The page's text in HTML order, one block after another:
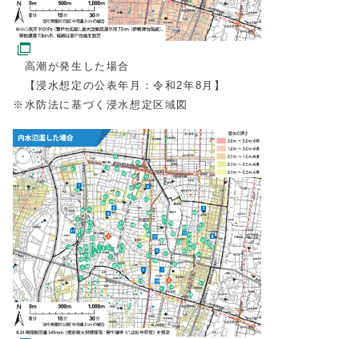
高潮が発生した場合
【浸水想定の公表年月：令和2年8月】
※水防法に基づく浸水想定区域図